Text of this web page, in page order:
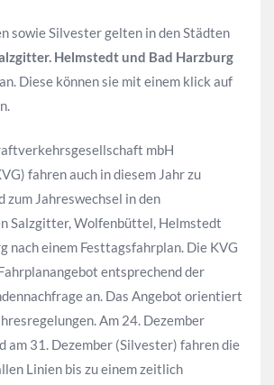
sowie Silvester gelten in den Städten
Helmstedt und Bad Harzburg
Diese können sie mit einem klick auf
mbH
fahren auch in diesem Jahr zu
zum Jahreswechsel in den
Salzgitter, Wolfenbüttel, Helmstedt
nach einem Festtagsfahrplan. Die KVG
entsprechend der
an. Das Angebot orientiert
Am 24. Dezember
am 31. Dezember (Silvester) fahren die
Linien bis zu einem zeitlich